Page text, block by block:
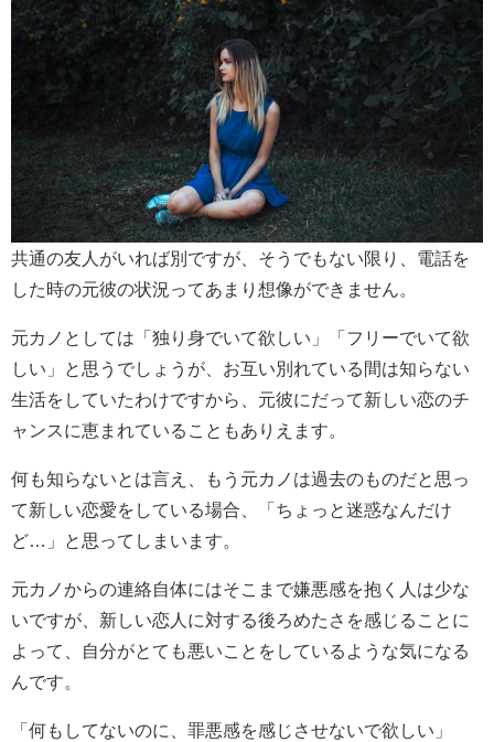
共通の友人がいれば別ですが、そうでもない限り、電話を
した時の元彼の状況ってあまり想像ができません。
元カノとしては「独り身でいて欲しい」「フリーでいて欲
しい」と思うでしょうが、お互い別れている間は知らない
生活をしていたわけですから、元彼にだって新しい恋のチ
ャンスに恵まれていることもありえます。
何も知らないとは言え、もう元カノは過去のものだと思っ
て新しい恋愛をしている場合、「ちょっと迷惑なんだけ
ど…」と思ってしまいます。
元カノからの連絡自体にはそこまで嫌悪感を抱く人は少な
いですが、新しい恋人に対する後ろめたさを感じることに
よって、自分がとても悪いことをしているような気になる
んです。
「何もしてないのに、罪悪感を感じさせないで欲しい」